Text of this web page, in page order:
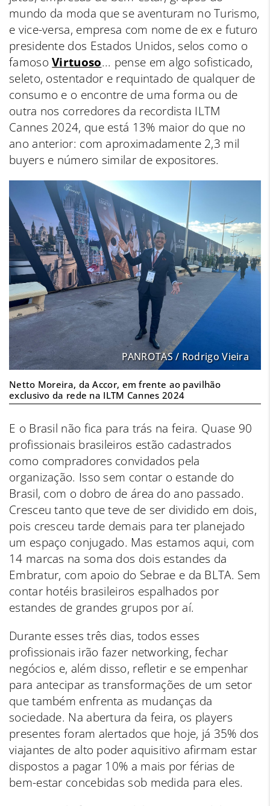
mundo da moda que se aventuram no Turismo,
e vice-versa, empresa com nome de ex e futuro
presidente dos Estados Unidos, selos como o
famosoVirtuoso... pense em algo sofisticado,
seleto, ostentador e requintado de qualquer de
consumo e o encontre de uma forma ou de
outra nos corredores da recordista ILTM
Cannes 2024, que está 13% maior do que no
ano anterior: com aproximadamente 2,3 mil
buyers e número similar de expositores.
PANROTAS / Rodrigo Vieira
Netto Moreira, da Accor, em frente ao pavilhão
exclusivo da rede na ILTM Cannes 2024
E o Brasil não fica para trás na feira. Quase 90
profissionais brasileiros estão cadastrados
como compradores convidados pela
organização. Isso sem contar o estande do
Brasil, com o dobro de área do ano passado.
Cresceu tanto que teve de ser dividido em dois,
pois cresceu tarde demais para ter planejado
um espaço conjugado. Mas estamos aqui, com
14 marcas na soma dos dois estandes da
Embratur, com apoio do Sebrae e da BLTA. Sem
contar hotéis brasileiros espalhados por
estandes de grandes grupos por aí.
Durante esses três dias, todos esses
profissionais irão fazer networking, fechar
negócios e, além disso, refletir e se empenhar
para antecipar as transformações de um setor
que também enfrenta as mudanças da
sociedade. Na abertura da feira, os players
presentes foram alertados que hoje, já 35% dos
viajantes de alto poder aquisitivo afirmam estar
dispostos a pagar 10% a mais por férias de
bem-estar concebidas sob medida para eles.